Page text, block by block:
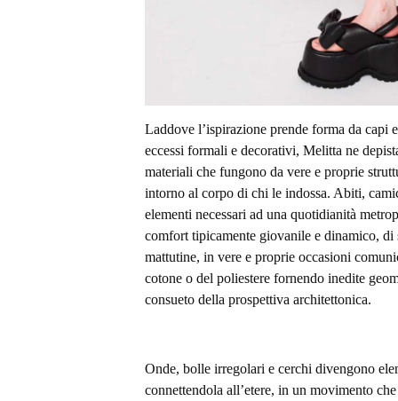
Laddove l’ispirazione prende forma da capi
eccessi formali e decorativi, Melitta ne
materiali che fungono da vere e proprie
intorno al corpo di chi le indossa. Abiti,
elementi necessari ad una quotidianità
comfort tipicamente giovanile e dinamico, di
mattutine, in vere e proprie occasioni
cotone o del poliestere fornendo inedite
consueto della prospettiva architettonica.
Onde, bolle irregolari e cerchi divengono
connettendola all’etere, in un movimento